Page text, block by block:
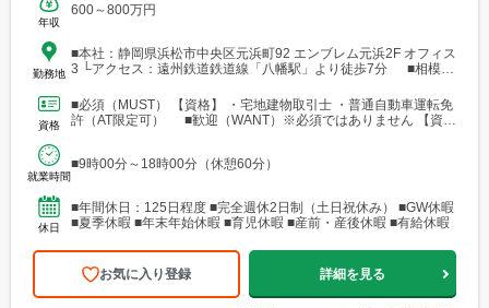
年収
600～800万円
勤務地
■本社：静岡県浜松市中央区元浜町92 エンブレム元浜2F オフィス
3 └アクセス：遠州鉄道鉄道線「八幡駅」より徒歩7分 ■相模原
「橋本駅」よりバス25分
資格
■必須（MUST） 【資格】 ・宅地建物取引士 ・普通自動車運転免
許（AT限定可） ■歓迎（WANT）※必須ではありません 【資
就業時間
■9時00分～18時00分（休憩60分）
休日
■年間休日：125日程度 ■完全週休2日制（土日祝休み） ■GW休暇
■夏季休暇 ■年末年始休暇 ■育児休暇 ■産前・産後休暇 ■有給休暇
お気に入り登録 詳細を見る